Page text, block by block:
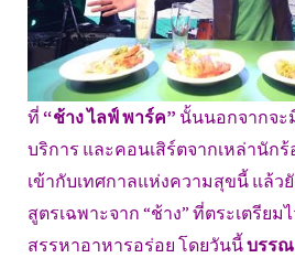
ที่ “ช้าง ไลฟ์ พาร์ค” นั้นนอกจากจะ
บริการ และคอนเสิร์ตจากเหล่านัก
เข้ากับเทศกาลแห่งความสุขนี้ แล้วยั
สูตรเฉพาะจาก “ช้าง” ที่ตระเตรีย
สรรหาอาหารอร่อย โดยวันนี้บรร